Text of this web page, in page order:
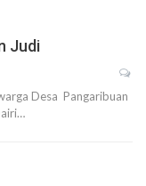
Judi
Desa Pangaribuan